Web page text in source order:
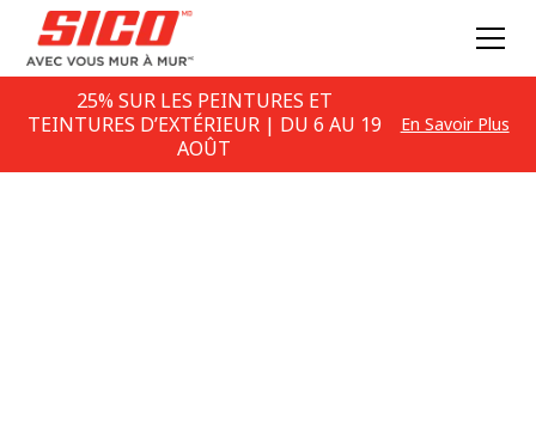
25% SUR LES PEINTURES ET
TEINTURES D’EXTÉRIEUR | DU 6 AU 19
AOÛT
En Savoir Plus